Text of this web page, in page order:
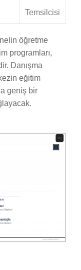
Temsilcisi
öğretme
programları,
Danışma
eğitim
geniş bir